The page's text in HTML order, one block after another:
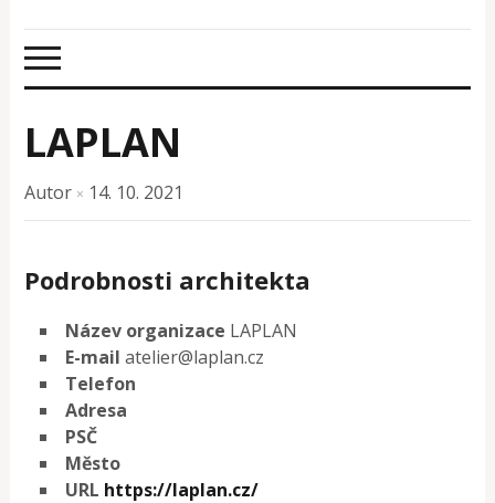
LAPLAN
Autor × 14. 10. 2021
Podrobnosti architekta
Název organizace LAPLAN
E-mail atelier@laplan.cz
Telefon
Adresa
PSČ
Město
URL https://laplan.cz/